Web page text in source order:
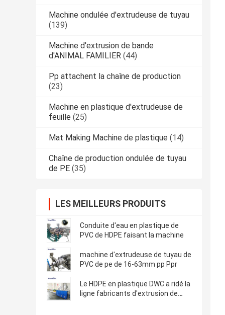
Machine ondulée d'extrudeuse de tuyau
(139)
Machine d'extrusion de bande
d'ANIMAL FAMILIER (44)
Pp attachent la chaîne de production
(23)
Machine en plastique d'extrudeuse de
feuille (25)
Mat Making Machine de plastique (14)
Chaîne de production ondulée de tuyau
de PE (35)
LES MEILLEURS PRODUITS
Conduite d'eau en plastique de
PVC de HDPE faisant la machine
machine d'extrudeuse de tuyau de
PVC de pe de 16-63mm pp Ppr
Le HDPE en plastique DWC a ridé la
ligne fabricants d'extrusion de